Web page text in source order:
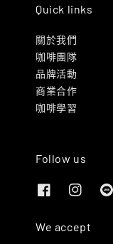
Quick links
關於我們
咖啡團隊
品牌活動
商業合作
咖啡學習
Follow us
We accept